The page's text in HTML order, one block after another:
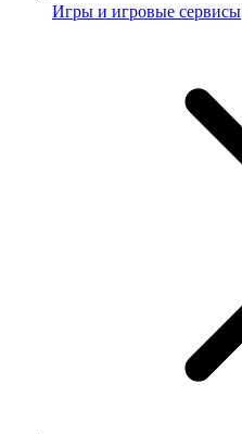
Игры и игровые сервисы